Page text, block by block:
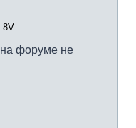
8V
на форуме не